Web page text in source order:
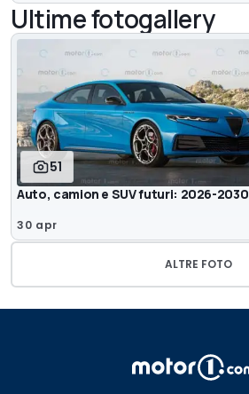
Ultime fotogallery
51
Auto, camion e SUV futuri: 2026-2030
30 apr
ALTRE FOTO